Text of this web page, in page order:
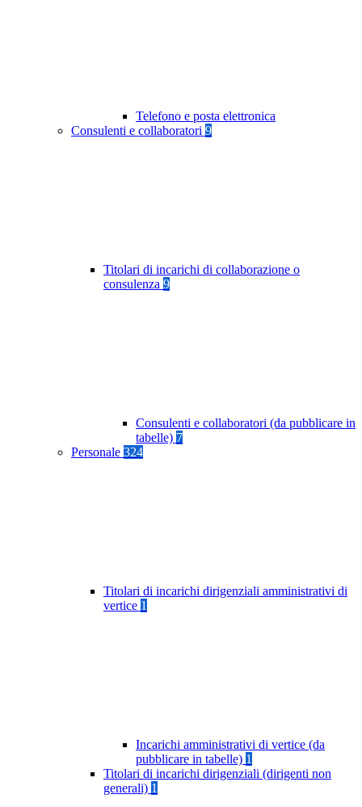
Telefono e posta elettronica
Consulenti e collaboratori 9
Titolari di incarichi di collaborazione o
consulenza 9
Consulenti e collaboratori (da pubblicare in
tabelle) 7
Personale 324
Titolari di incarichi dirigenziali amministrativi di
vertice 1
Incarichi amministrativi di vertice (da
pubblicare in tabelle) 1
Titolari di incarichi dirigenziali (dirigenti non
generali) 1